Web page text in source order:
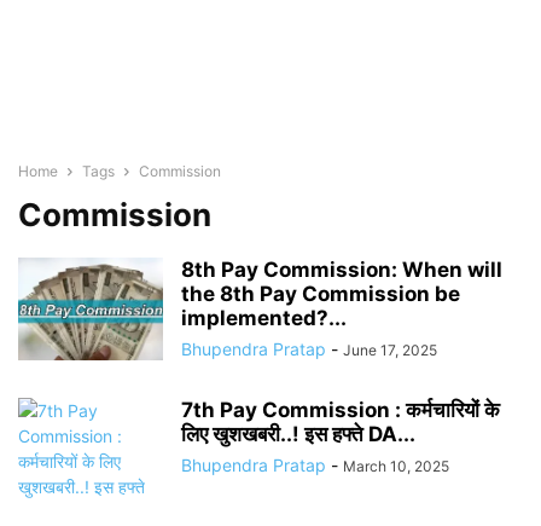
Home Tags Commission
Commission
8th Pay Commission: When will
the 8th Pay Commission be
implemented?...
Bhupendra Pratap - June 17, 2025
7th Pay Commission : कर्मचारियों के
लिए खुशखबरी..! इस हफ्ते DA...
Bhupendra Pratap - March 10, 2025